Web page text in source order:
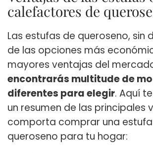
calefactores de
Las estufas de queroseno, sin
de las opciones más
mayores ventajas del
encontrarás multitude de
diferentes para elegir. Aquí
un resumen de las principales
comporta comprar una
queroseno para tu hogar: